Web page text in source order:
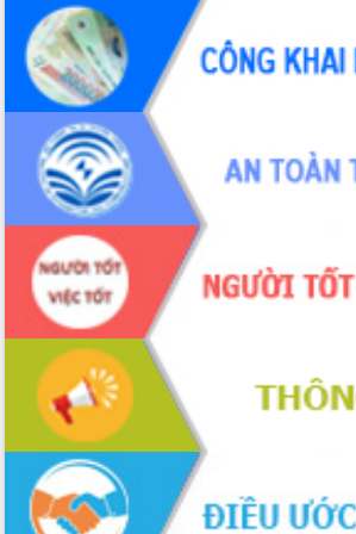
UBND tỉnh họp báo định kỳ tháng 4
năm 2026
Hội thảo khoa học “Giải pháp thúc đẩy
phát triển nền kinh tế xanh tại tỉnh
Đắk Lắk”
Tăng cường giám sát, đôn đốc thực
hiện nhiệm vụ quản lý tài sản công
hàng tuần
Tháo gỡ những vướng mắc, đẩy mạnh
công tác cải cách thủ tục hành chính
tại Trung tâm Phục vụ hành chính
công tỉnh
Đắk Lắk: Tôn vinh 46 giải pháp tại Hội
thi Sáng tạo Kỹ thuật 2024 - 2025
Đắk Lắk rà soát, điều chỉnh Đề án 190
về phát triển nuôi trồng thủy sản
Phó Chủ tịch UBND tỉnh Đắk Lắk
Trương Công Thái kiểm tra thực địa
Dự án cao tốc Khánh Hòa - Buôn Ma
Thuột